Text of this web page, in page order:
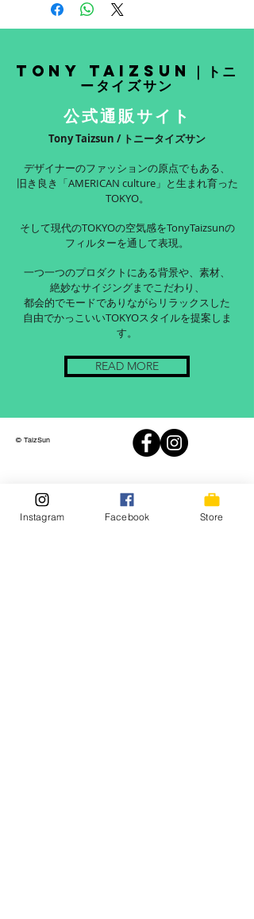
デザイナーのファッションの原点でも
ある、
まれ育ったTOKYO。
TonyTaizsunのフィルターを通して表
現。
一つ一つのプロダクトにある背景や、
素材、絶妙なサイジングまでこだわ
スした
自由でかっこいいTOKYOスタイルを
提案します。
Tony Taizsun｜トニ
ータイズサン
公式通販サイト
Tony Taizsun / トニータイズサン
デザイナーのファッションの原点でもある、
旧き良き「AMERICAN culture」と生まれ育った
TOKYO。
そして現代のTOKYOの空気感をTonyTaizsunの
フィルターを通して表現。
一つ一つのプロダクトにある背景や、素材、
絶妙なサイジングまでこだわり、
都会的でモードでありながらリラックスした
自由でかっこいいTOKYOスタイルを提案しま
す。
READ MORE
© TaizSun
Instagram Facebook Store